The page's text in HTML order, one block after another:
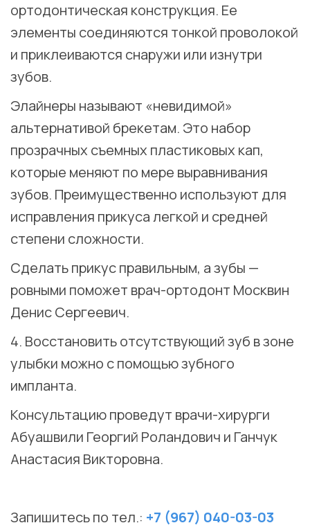
ортодонтическая конструкция. Ее
элементы соединяются тонкой проволокой
и приклеиваются снаружи или изнутри
зубов.
Элайнеры называют «невидимой»
альтернативой брекетам. Это набор
прозрачных съемных пластиковых кап,
которые меняют по мере выравнивания
зубов. Преимущественно используют для
исправления прикуса легкой и средней
степени сложности.
Сделать прикус правильным, а зубы —
ровными поможет врач-ортодонт Москвин
Денис Сергеевич.
4. Восстановить отсутствующий зуб в зоне
улыбки можно с помощью зубного
импланта.
Консультацию проведут врачи-хирурги
Абуашвили Георгий Роландович и Ганчук
Анастасия Викторовна.
Запишитесь по тел.: +7 (967) 040-03-03